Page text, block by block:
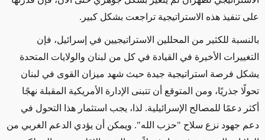
على تنفيذ هذه الاستراتيجية تراجعت بشكل كبير .
بالنسبة للكثير من المحللين الاستراتيجيين في إسرائيل، فإن
التغييرات الأخيرة في القيادة في كل من لبنان والولايات المتحدة
يشكل فرصة استراتيجية جيدة حيث شهد ميزان القوى في لبنان
تحولًا جذريًا، ومن المتوقع أن تتبنى الإدارة الأمريكية المقبلة نهجًا
أكثر دعمًا للمصالح الإسرائيلية. لذا، يجب استثمار هذا التحول في
دعم جهود نزع سلاح "حزب الله". ويمكن أن يؤدي الدعم الغربي من